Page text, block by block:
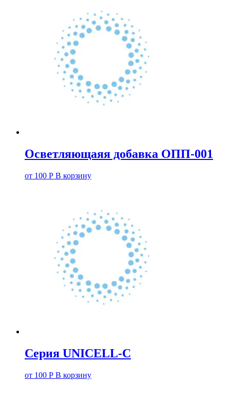
Осветляющаяя добавка ОПП-001
от 100 Р В корзину
Серия UNICELL-C
от 100 Р В корзину